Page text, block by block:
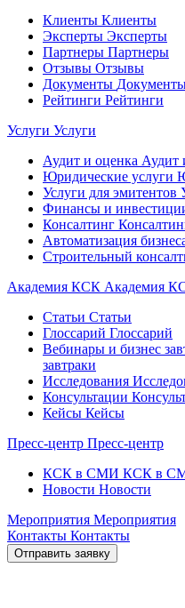
Клиенты Клиенты
Эксперты Эксперты
Партнеры Партнеры
Отзывы Отзывы
Документы
Рейтинги Рейтинги
Услуги Услуги
Аудит и оценка Аудит
Юридические услуги
Услуги для эмитентов
Финансы и
Консалтинг
Автоматизация
Строительный
Академия КСК Академия
Статьи Статьи
Глоссарий Глоссарий
Вебинары и бизнес
завтраки
Исследования
Консультации
Кейсы Кейсы
Пресс-центр Пресс-центр
КСК в СМИ КСК в
Новости Новости
Мероприятия Мероприятия
Контакты Контакты
Отправить заявку